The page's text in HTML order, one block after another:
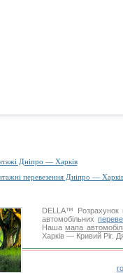
Дніпро — Харків
перевезення Дніпро —
DELLA™
Розрахунок
автомобільних
Нашамапа
Харків — Кривий Ріг.